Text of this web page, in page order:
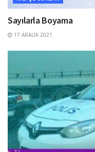
Sayılarla Boyama
17 ARALIK 2021